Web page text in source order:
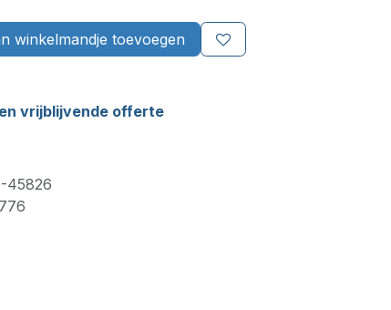
winkelmandje toevoegen
vrijblijvende offerte
45826